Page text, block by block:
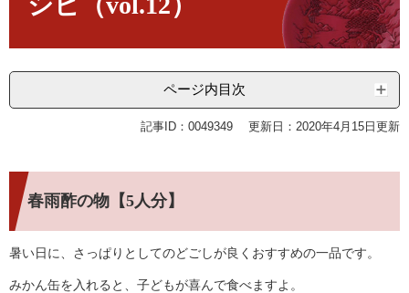
ページ内目次
記事ID：0049349 更新日：2020年4月15日更新
春雨酢の物【5人分】
暑い日に、さっぱりとしてのどごしが良くおすすめの一品です。
みかん缶を入れると、子どもが喜んで食べますよ。